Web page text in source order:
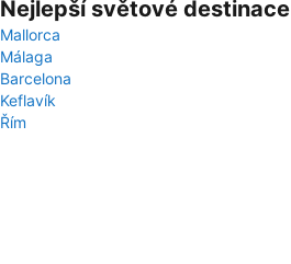
Nejlepší světové destinace
Mallorca
Málaga
Barcelona
Keflavík
Řím